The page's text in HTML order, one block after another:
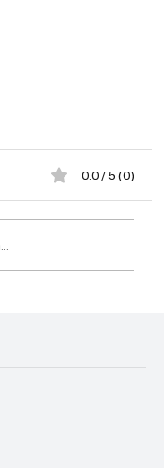
0.0 / 5 (0)